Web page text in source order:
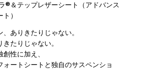
®＆テップレザーシート（アドバンス
）
ありきたりじゃない。
たりじゃない。
性に加え、
ォートシートと独自のサスペンショ